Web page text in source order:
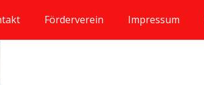
Förderverein Impressum